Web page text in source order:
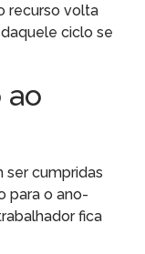
recurso volta
ciclo se
ao
ser cumpridas
para o ano-
fica